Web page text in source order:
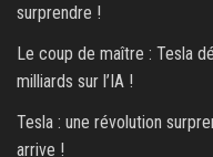
surprendre !
Le coup de maître : Tesla
milliards sur l’IA !
Tesla : une révolution
arrive !